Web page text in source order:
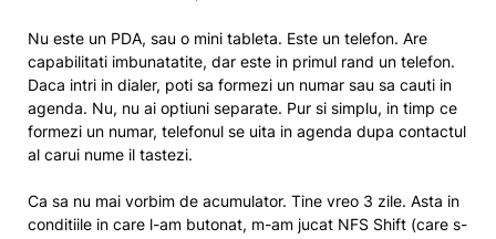
Nu este un PDA, sau o mini tableta. Este un telefon. Are
capabilitati imbunatatite, dar este in primul rand un telefon.
Daca intri in dialer, poti sa formezi un numar sau sa cauti in
agenda. Nu, nu ai optiuni separate. Pur si simplu, in timp ce
formezi un numar, telefonul se uita in agenda dupa contactul
al carui nume il tastezi.
Ca sa nu mai vorbim de acumulator. Tine vreo 3 zile. Asta in
conditiile in care l-am butonat, m-am jucat NFS Shift (care s-